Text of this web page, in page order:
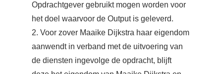
Opdrachtgever gebruikt mogen worden voor
het doel waarvoor de Output is geleverd.
2. Voor zover Maaike Dijkstra haar eigendom
aanwendt in verband met de uitvoering van
de diensten ingevolge de opdracht, blijft